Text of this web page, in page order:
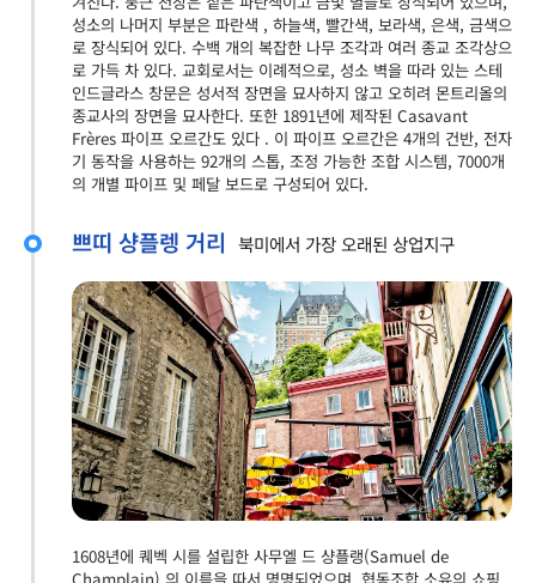
성소의 나머지 부분은 파란색 , 하늘색, 빨간색, 보라색, 은색, 금색으
로 장식되어 있다. 수백 개의 복잡한 나무 조각과 여러 종교 조각상으
로 가득 차 있다. 교회로서는 이례적으로, 성소 벽을 따라 있는 스테
인드글라스 창문은 성서적 장면을 묘사하지 않고 오히려 몬트리올의
종교사의 장면을 묘사한다. 또한 1891년에 제작된 Casavant
Frères 파이프 오르간도 있다 . 이 파이프 오르간은 4개의 건반, 전자
기 동작을 사용하는 92개의 스톱, 조정 가능한 조합 시스템, 7000개
의 개별 파이프 및 페달 보드로 구성되어 있다.
쁘띠 샹플렝 거리 북미에서 가장 오래된 상업지구
1608년에 퀘벡 시를 설립한 사무엘 드 샹플랭(Samuel de